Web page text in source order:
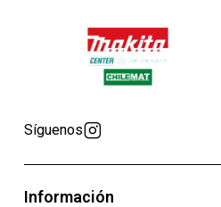
Síguenos
Información